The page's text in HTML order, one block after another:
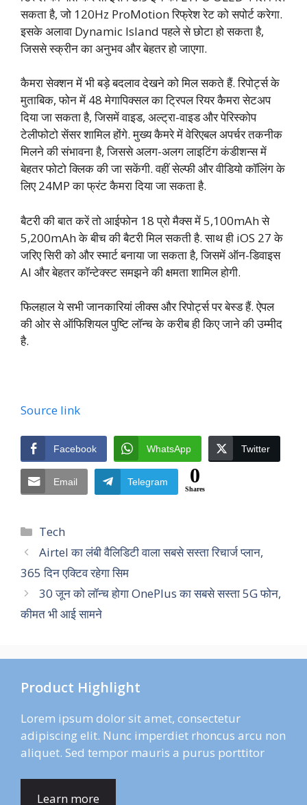
सकता है, जो 120Hz ProMotion रिफ्रेश रेट को सपोर्ट करेगा.
इसके अलावा Dynamic Island पहले से छोटा हो सकता है,
जिससे स्क्रीन का अनुभव और बेहतर हो जाएगा.
कैमरा सेक्शन में भी बड़े बदलाव देखने को मिल सकते हैं. रिपोर्ट्स के
मुताबिक, फोन में 48 मेगापिक्सल का ट्रिपल रियर कैमरा सेटअप
दिया जा सकता है, जिसमें वाइड, अल्ट्रा-वाइड और पेरिस्कोप
टेलीफोटो सेंसर शामिल होंगे. मुख्य कैमरे में वेरिएबल अपर्चर तकनीक
मिलने की संभावना है, जिससे अलग-अलग लाइटिंग कंडीशन्स में
बेहतर फोटो क्लिक की जा सकेंगी. वहीं सेल्फी और वीडियो कॉलिंग के
लिए 24MP का फ्रंट कैमरा दिया जा सकता है.
बैटरी की बात करें तो आईफोन 18 प्रो मैक्स में 5,100mAh से
5,200mAh के बीच की बैटरी मिल सकती है. साथ ही iOS 27 के
जरिए सिरी को और स्मार्ट बनाया जा सकता है, जिसमें ऑन-डिवाइस
AI और बेहतर कॉन्टेक्स्ट समझने की क्षमता शामिल होगी.
फिलहाल ये सभी जानकारियां लीक्स और रिपोर्ट्स पर बेस्ड हैं. ऐपल
की ओर से ऑफिशियल पुष्टि लॉन्च के करीब ही किए जाने की उम्मीद
है.
Source link
Facebook WhatsApp Twitter
Email Telegram 0
Shares
Categories
Tech
Airtel का लंबी वैलिडिटी वाला सबसे सस्ता रिचार्ज प्लान,
365 दिन एक्टिव रहेगा सिम
30 जून को लॉन्च होगा OnePlus का सबसे सस्ता 5G फोन,
कीमत भी आई सामने
Product Highlight
Lorem ipsum dolor sit amet, consectetur
adipiscing elit. Nunc imperdiet rhoncus arcu non
aliquet. Sed tempor mauris a purus porttitor
Learn more